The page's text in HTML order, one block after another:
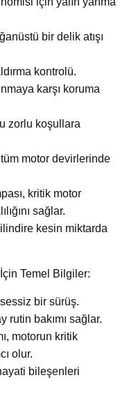
bir delik atışı
kontrolü.
karşı koruma
zorlu koşullara
motor devirlerinde
kritik motor
sağlar.
kesin miktarda
Temel Bilgiler:
bir sürüş.
rutin bakımı sağlar.
motorun kritik
olur.
bileşenleri